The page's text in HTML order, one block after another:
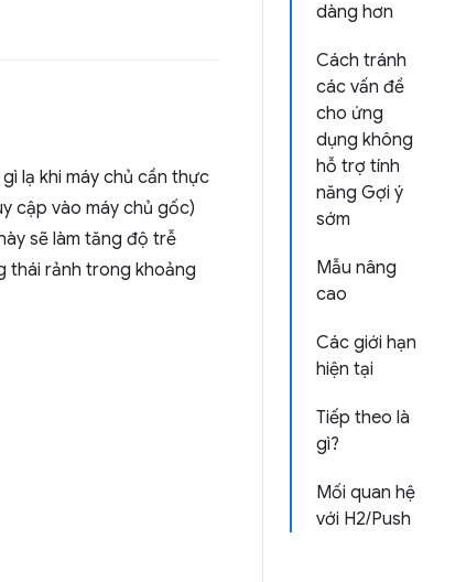
dàng hơn
Cách tránh
các vấn đề
cho ứng
dụng không
hỗ trợ tính
năng Gợi ý
sớm
Mẫu nâng
cao
Các giới hạn
hiện tại
Tiếp theo là
gì?
Mối quan hệ
với H2/Push
lạ khi máy chủ cần thực
cập vào máy chủ gốc)
sẽ làm tăng độ trễ
thái rảnh trong khoảng